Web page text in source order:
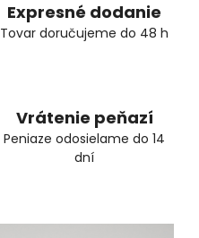
Expresné dodanie
Tovar doručujeme do 48 h
Vrátenie peňazí
Peniaze odosielame do 14
dní